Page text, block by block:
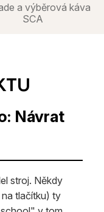
a výběrová káva
SCA
Návrat
stroj. Někdy
tlačítku) ty